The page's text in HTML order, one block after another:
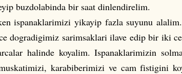
buzdolabinda bir saat dinlendirelim.
ispanaklarimizi yikayip fazla suyunu
dogradigimiz sarimsaklari ilave edip bir iki
halinde koyalim. Ispanaklarimizin
karabiberimizi ve cam fistigini